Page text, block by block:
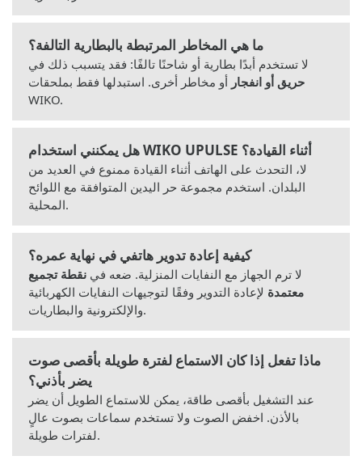
ما هي المخاطر المرتبطة بالبطارية التالفة؟
لا تستخدم أبدًا بطارية أو شاحنًا تالفًا: فقد يتسبب ذلك في
حريق أو انفجار أو مخاطر أخرى. استبدلها فقط بملحقات
WIKO.
هل يمكنني استخدام WIKO UPULSE أثناء القيادة؟
لا، التحدث على الهاتف أثناء القيادة ممنوع في العديد من
البلدان. استخدم مجموعة حر اليدين المتوافقة مع اللوائح
المحلية.
كيفية إعادة تدوير هاتفي في نهاية عمره؟
لا ترم الجهاز مع النفايات المنزلية. ضعه في نقطة تجميع
معتمدة لإعادة التدوير وفقًا لتوجيهات النفايات الكهربائية
والإلكترونية والبطاريات.
ماذا تفعل إذا كان الاستماع لفترة طويلة بأقصى صوت
يضر بأذني؟
عند التشغيل بأقصى طاقة، يمكن للاستماع الطويل أن يضر
بالأذن. اخفض الصوت ولا تستخدم سماعات بصوت عالٍ
لفترات طويلة.